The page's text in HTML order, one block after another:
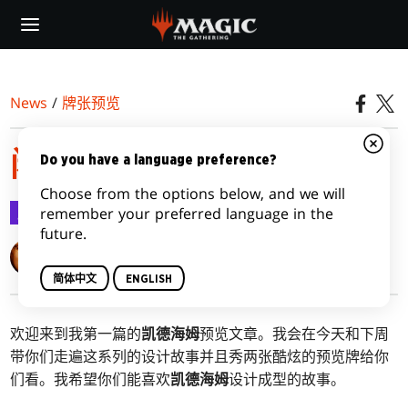
main
News / 牌张预览
闲晃北欧，第一部
牌张预览 2021-01-12
欢迎来到我第一篇的凯德海姆预览文章。我会在今天和下周
带你们走遍这系列的设计故事并且秀两张酷炫的预览牌给你
们看。我希望你们能喜欢凯德海姆设计成型的故事。
Do you have a language preference?
Choose from the options below, and we will
remember your preferred language in the
future.
简体中文 ENGLISH